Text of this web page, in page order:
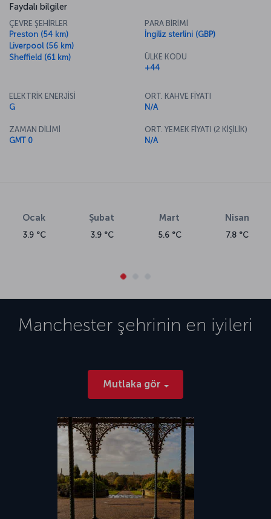
Faydalı bilgiler
ÇEVRE ŞEHİRLER
Preston (54 km)
Liverpool (56 km)
Sheffield (61 km)
PARA BİRİMİ
İngiliz sterlini (GBP)
ÜLKE KODU
+44
ELEKTRİK ENERJİSİ
G
ZAMAN DİLİMİ
GMT 0
ORT. KAHVE FİYATI
N/A
ORT. YEMEK FİYATI (2 KİŞİLİK)
N/A
Ocak
3.9 °C
Şubat
3.9 °C
Mart
5.6 °C
Nisan
7.8 °C
Manchester şehrinin en iyileri
Mutlaka gör